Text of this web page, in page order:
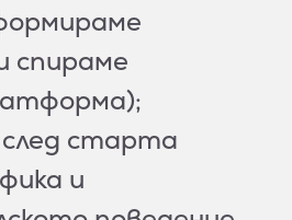
спираме
старта
и